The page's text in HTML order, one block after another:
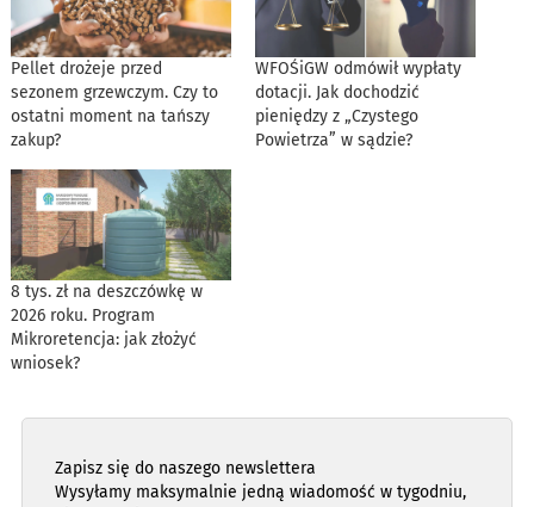
Pellet drożeje przed
sezonem grzewczym. Czy to
ostatni moment na tańszy
zakup?
WFOŚiGW odmówił wypłaty
dotacji. Jak dochodzić
pieniędzy z „Czystego
Powietrza” w sądzie?
8 tys. zł na deszczówkę w
2026 roku. Program
Mikroretencja: jak złożyć
wniosek?
Zapisz się do naszego newslettera
Wysyłamy maksymalnie jedną wiadomość w tygodniu,